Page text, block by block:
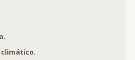
climático.